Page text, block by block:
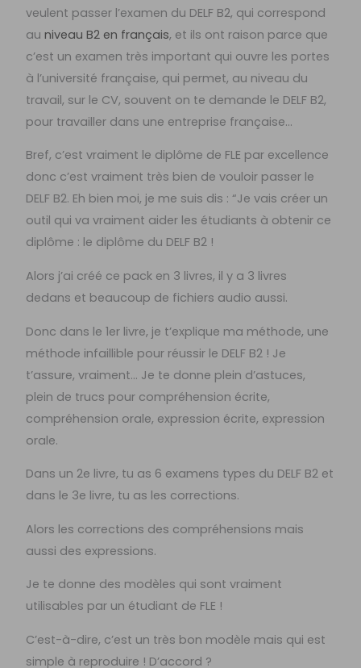
veulent passer l’examen du DELF B2, qui correspond
auniveau B2 en français, et ils ont raison parce que
c’est un examen très important qui ouvre les portes
à l’université française, qui permet, au niveau du
travail, sur le CV, souvent on te demande le DELF B2,
pour travailler dans une entreprise française…
Bref, c’est vraiment le diplôme de FLE par excellence
donc c’est vraiment très bien de vouloir passer le
DELF B2. Eh bien moi, je me suis dis : “Je vais créer un
outil qui va vraiment aider les étudiants à obtenir ce
diplôme : le diplôme du DELF B2 !
Alors j’ai créé ce pack en 3 livres, il y a 3 livres
dedans et beaucoup de fichiers audio aussi.
Donc dans le 1er livre, je t’explique ma méthode, une
méthode infaillible pour réussir le DELF B2 ! Je
t’assure, vraiment… Je te donne plein d’astuces,
plein de trucs pour compréhension écrite,
compréhension orale, expression écrite, expression
orale.
Dans un 2e livre, tu as 6 examens types du DELF B2 et
dans le 3e livre, tu as les corrections.
Alors les corrections des compréhensions mais
aussi des expressions.
Je te donne des modèles qui sont vraiment
utilisables par un étudiant de FLE !
C’est-à-dire, c’est un très bon modèle mais qui est
simple à reproduire ! D’accord ?